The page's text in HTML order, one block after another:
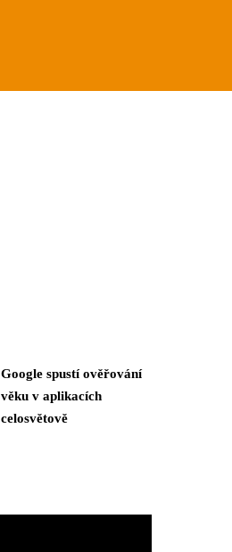
Google spustí ověřování
věku v aplikacích
celosvětově